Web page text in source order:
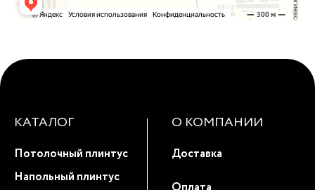
КАТАЛОГ
Потолочный плинтус
Напольный плинтус
О КОМПАНИИ
Доставка